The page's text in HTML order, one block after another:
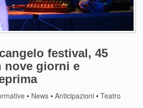
festival, 45
nove giorni e
• News •Anticipazioni •Teatro